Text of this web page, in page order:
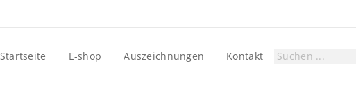
Startseite E-shop Auszeichnungen Kontakt